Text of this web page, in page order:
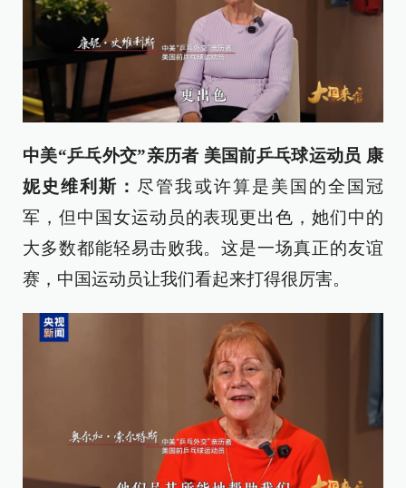
中美“乒乓外交”亲历者 美国前乒乓球运动员 康
妮史维利斯： 尽管我或许算是美国的全国冠
军，但中国女运动员的表现更出色，她们中的
大多数都能轻易击败我。这是一场真正的友谊
赛，中国运动员让我们看起来打得很厉害。